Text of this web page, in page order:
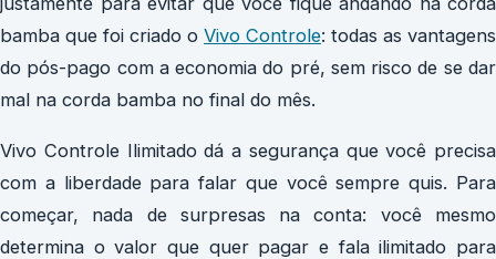
bamba que foi criado o Vivo Controle: todas as vantagens
do pós-pago com a economia do pré, sem risco de se dar
mal na corda bamba no final do mês.
Vivo Controle Ilimitado dá a segurança que você precisa
com a liberdade para falar que você sempre quis. Para
começar, nada de surpresas na conta: você mesmo
determina o valor que quer pagar e fala ilimitado para